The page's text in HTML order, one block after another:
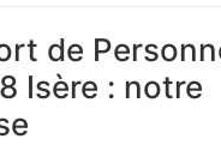
de
Isère : notre